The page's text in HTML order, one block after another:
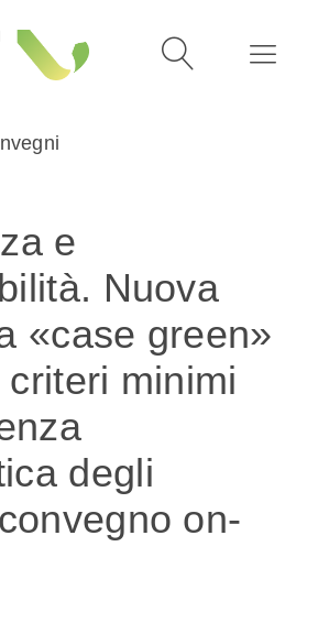
e
Nuova
«case green»
minimi
degli
on-